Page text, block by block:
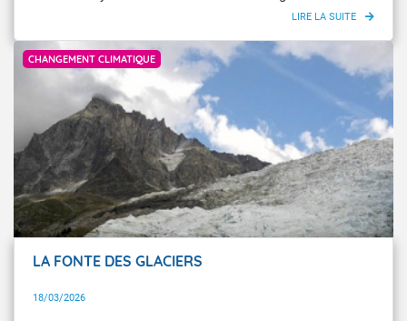
observations, aux modèles et à la recherche, afin
territoires. Cette page rassemble nos contenus phares :
chiffres clés, événements extrêmes, expertise
scientifique… pour faire le point sur les changements
déjà à l’œuvre en France.
CHANGEMENT CLIMATIQUE
Laurent Heurley / L’Œildu climat / Météo-France
LA FONTE DES GLACIERS
18/03/2026